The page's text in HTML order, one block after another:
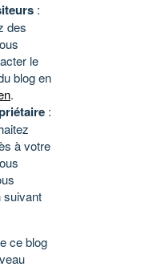
:
des
le
blog en
.
:
à votre
suivant
ce blog